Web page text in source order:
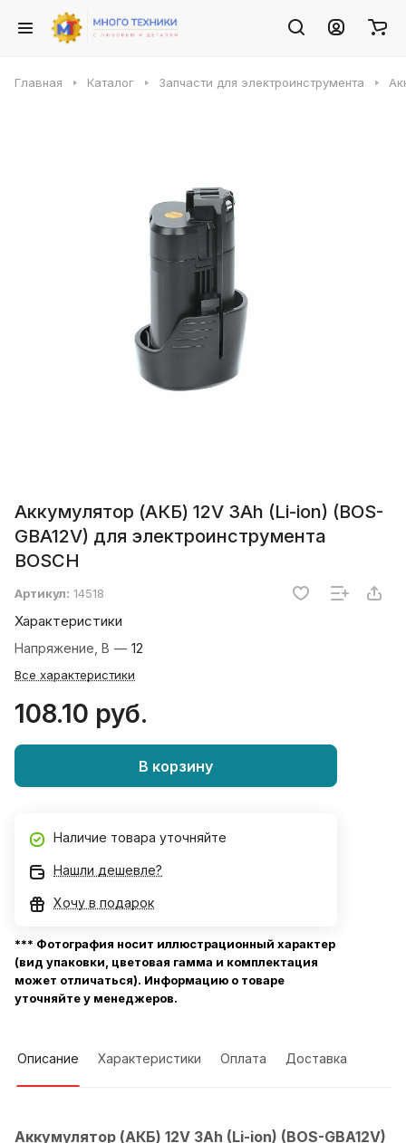
Главная Каталог Запчасти для электроинструмента
Аккумулятор (АКБ) 12V 3Ah (Li-ion) (BOS-
GBA12V) для электроинструмента
BOSCH
Артикул: 14518
Характеристики
Напряжение, В — 12
Все характеристики
108.10 руб.
В корзину
Наличие товара уточняйте
Нашли дешевле?
Хочу в подарок
*** Фотография носит иллюстрационный характер
(вид упаковки, цветовая гамма и комплектация
может отличаться). Информацию о товаре
уточняйте у менеджеров.
Описание Характеристики Оплата Доставка
Аккумулятор (АКБ) 12V 3Ah (Li-ion) (BOS-GBA12V)